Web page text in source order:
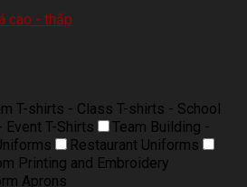
cao - thấp
T-shirts - Class T-shirts - School
Event T-Shirts
Team Building -
Restaurant Uniforms
Printing and Embroidery
Aprons